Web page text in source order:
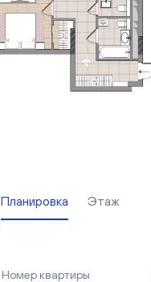
Офисы продаж
Планировка Этаж
Номер квартиры